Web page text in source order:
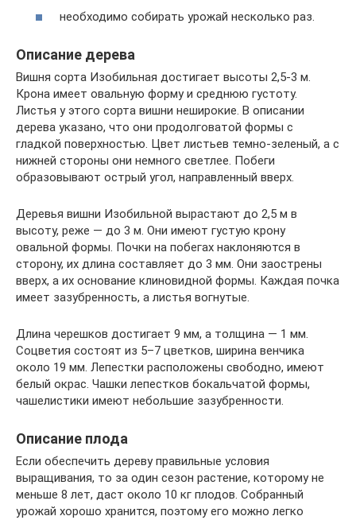
необходимо собирать урожай несколько раз.
Описание дерева
Вишня сорта Изобильная достигает высоты 2,5-3 м.
Крона имеет овальную форму и среднюю густоту.
Листья у этого сорта вишни неширокие. В описании
дерева указано, что они продолговатой формы с
гладкой поверхностью. Цвет листьев темно-зеленый, а с
нижней стороны они немного светлее. Побеги
образовывают острый угол, направленный вверх.
Деревья вишни Изобильной вырастают до 2,5 м в
высоту, реже — до 3 м. Они имеют густую крону
овальной формы. Почки на побегах наклоняются в
сторону, их длина составляет до 3 мм. Они заострены
вверх, а их основание клиновидной формы. Каждая почка
имеет зазубренность, а листья вогнутые.
Длина черешков достигает 9 мм, а толщина — 1 мм.
Соцветия состоят из 5–7 цветков, ширина венчика
около 19 мм. Лепестки расположены свободно, имеют
белый окрас. Чашки лепестков бокальчатой формы,
чашелистики имеют небольшие зазубренности.
Описание плода
Если обеспечить дереву правильные условия
выращивания, то за один сезон растение, которому не
меньше 8 лет, даст около 10 кг плодов. Собранный
урожай хорошо хранится, поэтому его можно легко